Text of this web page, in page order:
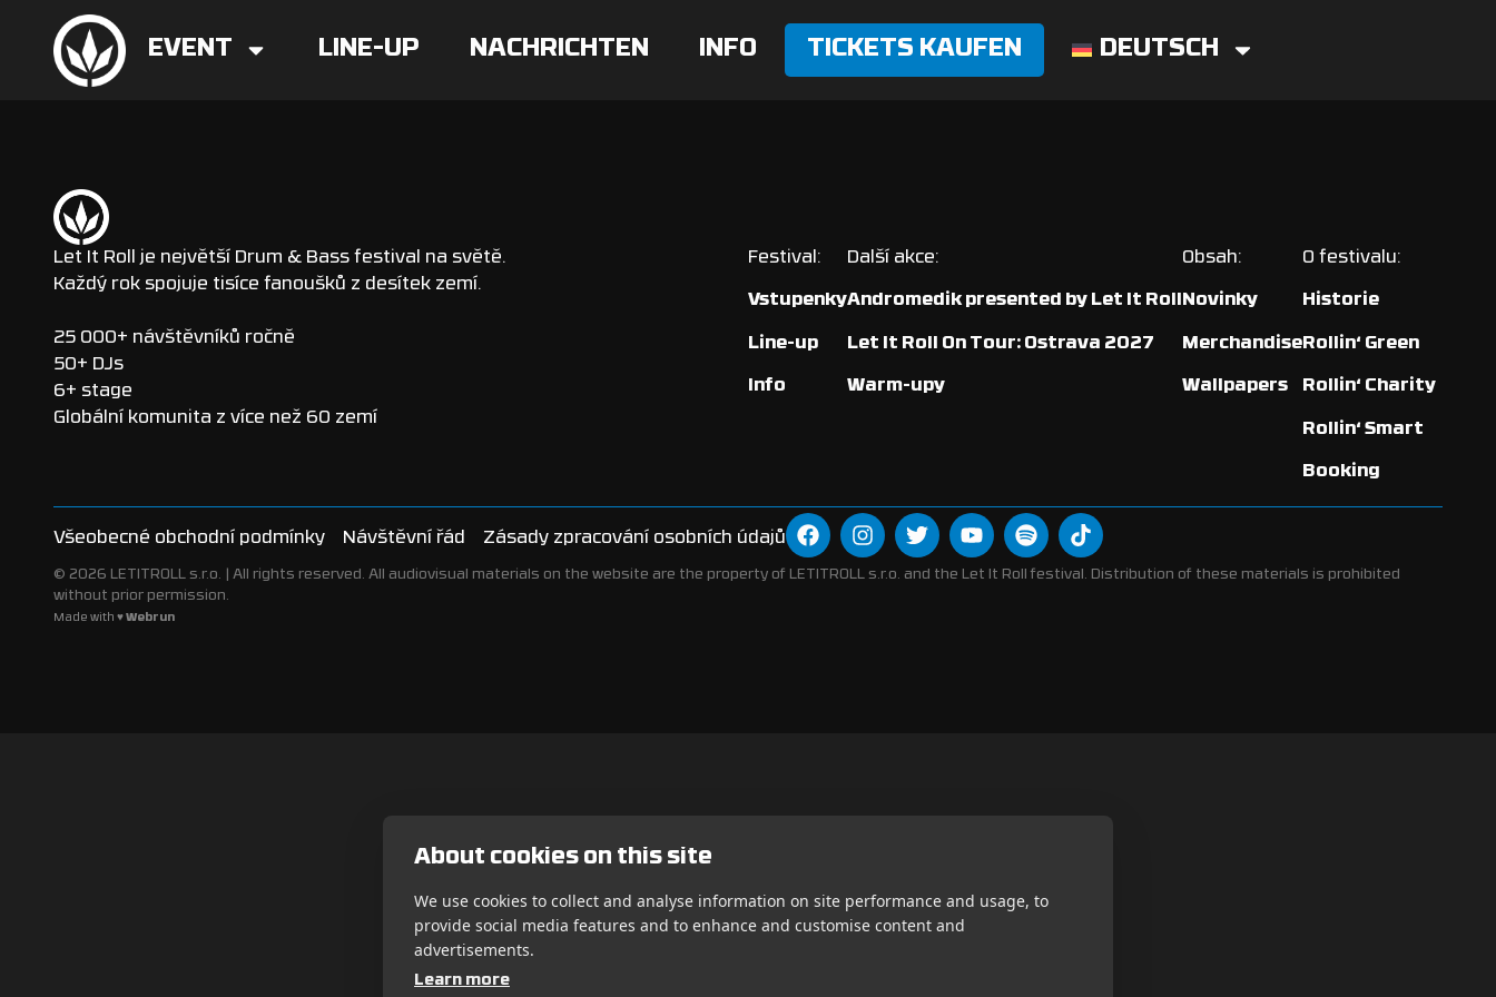
EVENT LINE-UP NACHRICHTEN INFO TICKETS KAUFEN DEUTSCH
Let It Roll je největší Drum & Bass festival na světě.
Každý rok spojuje tisíce fanoušků z desítek zemí.
25 000+ návštěvníků ročně
50+ DJs
6+ stage
Globální komunita z více než 60 zemí
Festival:
Vstupenky
Line-up
Info
Další akce:
Andromedik presented by Let It Roll
Let It Roll On Tour: Ostrava 2027
Warm-upy
Obsah:
Novinky
Merchandise
Wallpapers
O festivalu:
Historie
Rollin‘ Green
Rollin‘ Charity
Rollin‘ Smart
Booking
Všeobecné obchodní podmínky Návštěvní řád Zásady zpracování osobních údajů
© 2026 LETITROLL s.r.o. | All rights reserved. All audiovisual materials on the website are the property of LETITROLL s.r.o. and the Let It Roll festival. Distribution of these materials is prohibited
without prior permission.
Made with ♥Webrun
About cookies on this site
We use cookies to collect and analyse information on site performance and usage, to
provide social media features and to enhance and customise content and
advertisements.
Learn more